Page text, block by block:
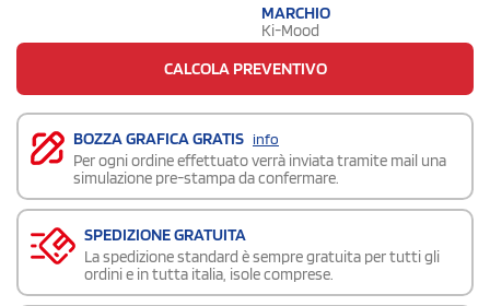
MARCHIO
Ki-Mood
CALCOLA PREVENTIVO
BOZZA GRAFICA GRATIS info
Per ogni ordine effettuato verrà inviata tramite mail una
simulazione pre-stampa da confermare.
SPEDIZIONE GRATUITA
La spedizione standard è sempre gratuita per tutti gli
ordini e in tutta italia, isole comprese.